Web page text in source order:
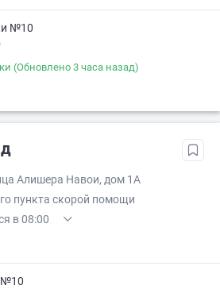
№10
(Обновлено 3 часа назад)
Алишера Навои, дом 1А
пункта скорой помощи
в 08:00
№10